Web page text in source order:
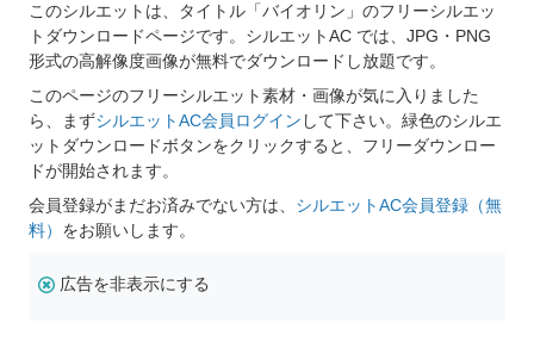
このシルエットは、タイトル「バイオリン」のフリーシルエッ
トダウンロードページです。シルエットAC では、JPG・PNG
形式の高解像度画像が無料でダウンロードし放題です。
このページのフリーシルエット素材・画像が気に入りました
ら、まずシルエットAC会員ログイン して下さい。緑色のシルエ
ットダウンロードボタンをクリックすると、フリーダウンロー
ドが開始されます。
会員登録がまだお済みでない方は、 シルエットAC会員登録（無
料） をお願いします。
広告を非表示にする